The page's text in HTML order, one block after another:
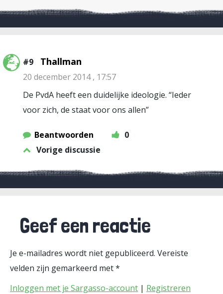
#9 Thallman
20 december 2014 , 17:57
De PvdA heeft een duidelijke ideologie. “Ieder
voor zich, de staat voor ons allen”
Beantwoorden
0
Vorige discussie
Geef een reactie
Je e-mailadres wordt niet gepubliceerd. Vereiste
velden zijn gemarkeerd met*
Inloggen met je Sargasso-account | Registreren